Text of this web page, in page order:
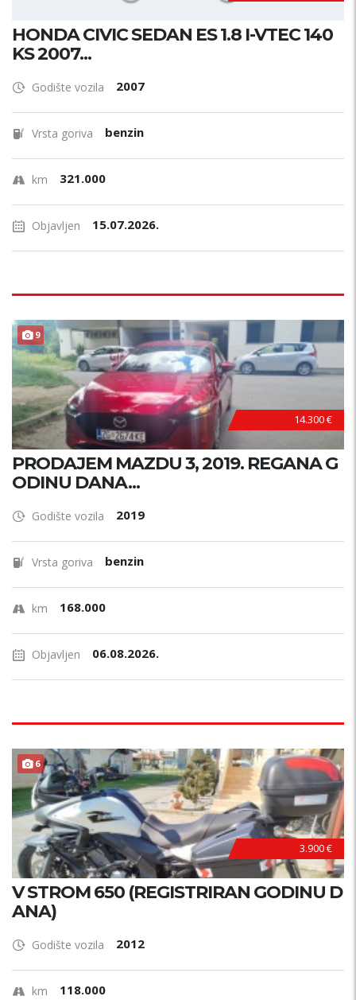
HONDA CIVIC SEDAN ES 1.8 I-VTEC 140
KS 2007...
Godište vozila 2007
Vrsta goriva benzin
km 321.000
Objavljen 15.07.2026.
9
14.300 €
PRODAJEM MAZDU 3, 2019. REGANA G
ODINU DANA...
Godište vozila 2019
Vrsta goriva benzin
km 168.000
Objavljen 06.08.2026.
6
3.900 €
V STROM 650 (REGISTRIRAN GODINU D
ANA)
Godište vozila 2012
km 118.000